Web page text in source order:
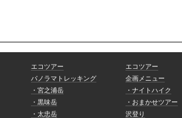
エコツアー
パノラマトレッキング
・宮之浦岳
・黒味岳
・太忠岳
エコツアー
企画メニュー
・ナイトハイク
・おまかせツアー
沢登り